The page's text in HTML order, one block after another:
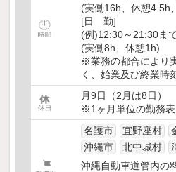
(実働16h、休憩4.5h
[日 勤]
(例)12:30～21:30ま
(実働8h、休憩1h)
※業務の都合により
く、始業及び終業時
月9日（2月は8日）
※1ヶ月単位の勤務表
名護市
宜野座村
沖縄市
北中城村
沖縄自動車道管内の